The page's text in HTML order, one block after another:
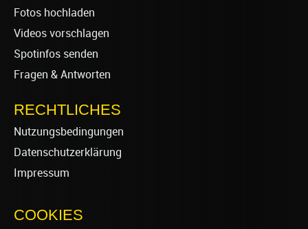
Fotos hochladen
Videos vorschlagen
Spotinfos senden
Fragen & Antworten
RECHTLICHES
Nutzungsbedingungen
Datenschutzerklärung
Impressum
COOKIES